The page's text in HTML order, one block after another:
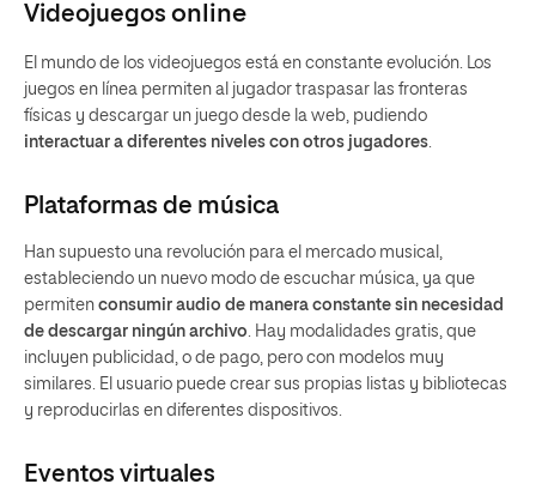
Videojuegos online
El mundo de los videojuegos está en constante evolución. Los
juegos en línea permiten al jugador traspasar las fronteras
físicas y descargar un juego desde la web, pudiendo
interactuar a diferentes niveles con otros jugadores.
Plataformas de música
Han supuesto una revolución para el mercado musical,
estableciendo un nuevo modo de escuchar música, ya que
permiten consumir audio de manera constante sin necesidad
de descargar ningún archivo. Hay modalidades gratis, que
incluyen publicidad, o de pago, pero con modelos muy
similares. El usuario puede crear sus propias listas y bibliotecas
y reproducirlas en diferentes dispositivos.
Eventos virtuales